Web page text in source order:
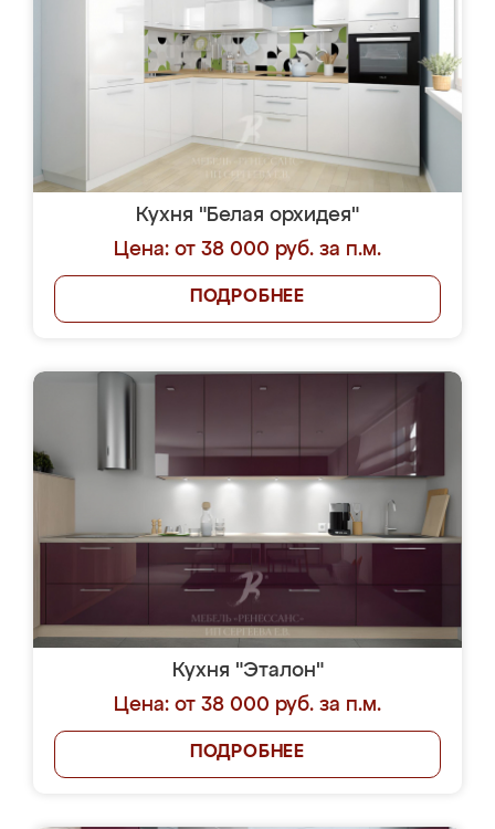
Кухня "Белая орхидея"
Цена: от 38 000 руб. за п.м.
ПОДРОБНЕЕ
Кухня "Эталон"
Цена: от 38 000 руб. за п.м.
ПОДРОБНЕЕ